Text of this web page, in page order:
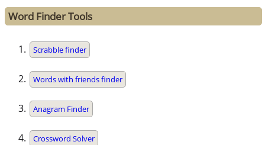
Word Finder Tools
Scrabble finder
Words with friends finder
Anagram Finder
Crossword Solver